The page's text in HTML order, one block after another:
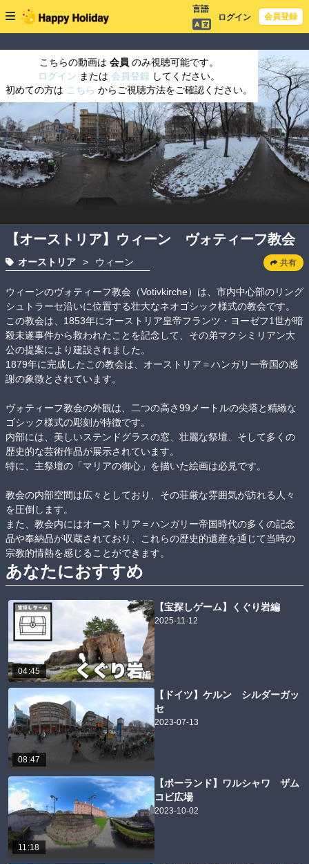
言語
ログイン
会員登録
こちらの動画は 会員 のみ視聴可能です。
ログイン または 会員登録 してください。
初めての方は こちら からご視聴方法をご確認ください。
【オーストリア】ウィーン ヴォティーフ教会
オーストリア > ウィーン 共有
ウィーンのヴォティーフ教会（Votivkirche）は、市内中心部のリング
シュトラーセ沿いに位置する壮大なネオゴシック様式の教会です。
この教会は、1853年にオーストリア皇帝フランツ・ヨーゼフ1世が暗
殺未遂事件から救われたことを記念して、その弟マクシミリアン大
公の提案により建設されました。
1879年に完成したこの教会は、オーストリア＝ハンガリー帝国の感
謝の象徴とされています。
ヴォティーフ教会の外観は、二つの高さ99メートルの尖塔と精緻な
ゴシック様式の彫刻が特徴です。
内部には、美しいステンドグラスの窓、壮麗な祭壇、そして多くの
歴史的な芸術作品が展示されています。
特に、主祭壇の「マリアの御心」を描いた絵画は必見です。
教会の内部空間は広々としており、その荘厳な雰囲気が訪れる人々
を圧倒します。
また、教会内にはオーストリア＝ハンガリー帝国時代の多くの記念
品や奉納品が収蔵されており、これらの歴史的遺産を通じて当時の
宗教的情熱を感じることができます。
あなたにおすすめ
04:45
【宝探しゲーム】くぐり岩編
2025-11-12
08:47
【ドイツ】ケルン シルダーガッ
セ
2023-07-13
11:18
【ポーランド】ワルシャワ ザム
コビ広場
2023-10-02